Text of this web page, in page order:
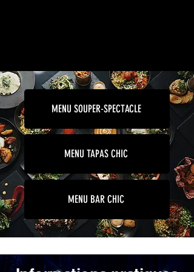
MENU SOUPER-SPECTACLE
MENU TAPAS CHIC
MENU BAR CHIC